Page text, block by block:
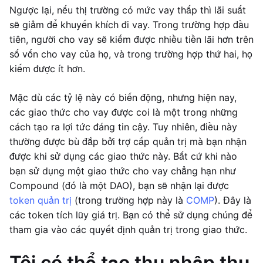
Ngược lại, nếu thị trường có mức vay thấp thì lãi suất
sẽ giảm để khuyến khích đi vay. Trong trường hợp đầu
tiên, người cho vay sẽ kiếm được nhiều tiền lãi hơn trên
số vốn cho vay của họ, và trong trường hợp thứ hai, họ
kiếm được ít hơn.
Mặc dù các tỷ lệ này có biến động, nhưng hiện nay,
các giao thức cho vay được coi là một trong những
cách tạo ra lợi tức đáng tin cậy. Tuy nhiên, điều này
thường được bù đắp bởi trợ cấp quản trị mà bạn nhận
được khi sử dụng các giao thức này. Bất cứ khi nào
bạn sử dụng một giao thức cho vay chẳng hạn như
Compound (đó là một DAO), bạn sẽ nhận lại được
token quản trị (trong trường hợp này là COMP). Đây là
các token tích lũy giá trị. Bạn có thể sử dụng chúng để
tham gia vào các quyết định quản trị trong giao thức.